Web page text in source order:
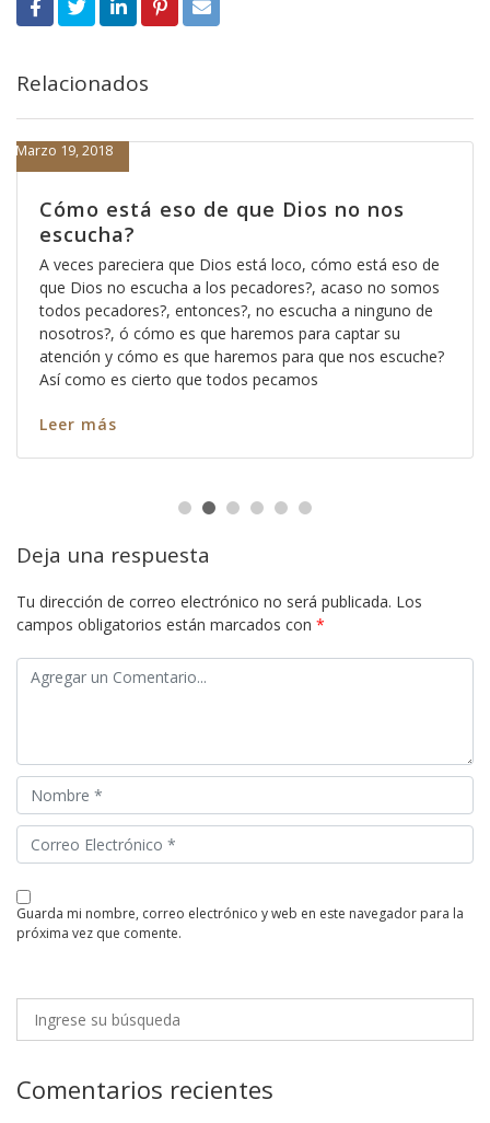
Relacionados
Cómo está eso de que Dios no nos
escucha?
Marzo 19, 2018
A veces pareciera que Dios está loco, cómo está eso de
que Dios no escucha a los pecadores?, acaso no somos
todos pecadores?, entonces?, no escucha a ninguno de
nosotros?, ó cómo es que haremos para captar su
atención y cómo es que haremos para que nos escuche?
Así como es cierto que todos pecamos
Leer más
Deja una respuesta
Tu dirección de correo electrónico no será publicada. Los
campos obligatorios están marcados con *
guarda mi nombre, correo electrónico y web en este navegador para la
próxima vez que comente.
Comentarios recientes